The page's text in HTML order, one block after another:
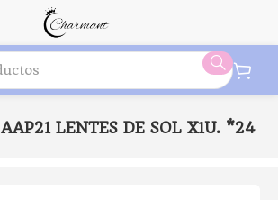
AAP21 LENTES DE SOL X1U. *24